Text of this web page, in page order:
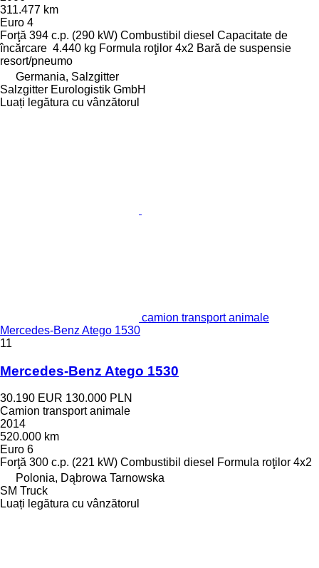
311.477 km
Euro 4
Forţă 394 c.p. (290 kW) Combustibil diesel Capacitate de
încărcare 4.440 kg Formula roţilor 4x2 Bară de suspensie
resort/pneumo
Germania, Salzgitter
Salzgitter Eurologistik GmbH
Luați legătura cu vânzătorul
camion transport animale
Mercedes-Benz Atego 1530
11
Mercedes-Benz Atego 1530
30.190 EUR 130.000 PLN
Camion transport animale
2014
520.000 km
Euro 6
Forţă 300 c.p. (221 kW) Combustibil diesel Formula roţilor 4x2
Polonia, Dąbrowa Tarnowska
SM Truck
Luați legătura cu vânzătorul